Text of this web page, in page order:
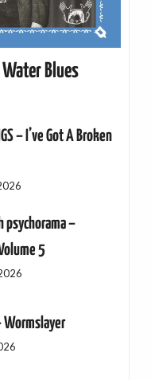
Water Blues
– I’ve Got A Broken
psychorama –
5
Wormslayer